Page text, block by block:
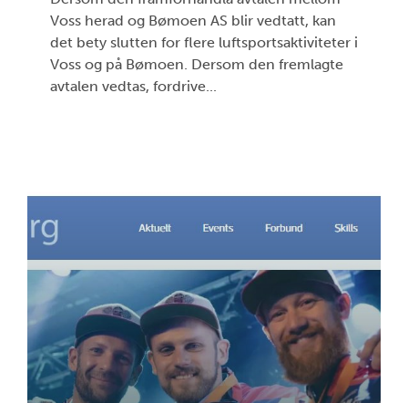
Voss herad og Bømoen AS blir vedtatt, kan
det bety slutten for flere luftsportsaktiviteter i
Voss og på Bømoen. Dersom den fremlagte
avtalen vedtas, fordrive...